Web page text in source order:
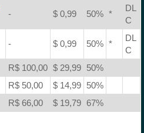
- $ 0,99 50% *
DL
C
- $ 0,99 50% *
DL
C
R$ 100,00 $ 29,99
50%
R$ 50,00 $ 14,99
50%
R$ 66,00 $ 19,79 67%